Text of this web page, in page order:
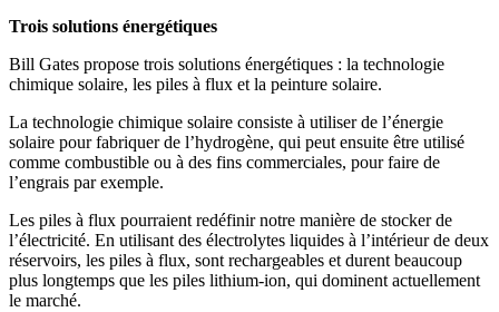
Trois solutions énergétiques
Bill Gates propose trois solutions énergétiques : la technologie
chimique solaire, les piles à flux et la peinture solaire.
La technologie chimique solaire consiste à utiliser de l’énergie
solaire pour fabriquer de l’hydrogène, qui peut ensuite être utilisé
comme combustible ou à des fins commerciales, pour faire de
l’engrais par exemple.
Les piles à flux pourraient redéfinir notre manière de stocker de
l’électricité. En utilisant des électrolytes liquides à l’intérieur de deux
réservoirs, les piles à flux, sont rechargeables et durent beaucoup
plus longtemps que les piles lithium-ion, qui dominent actuellement
le marché.